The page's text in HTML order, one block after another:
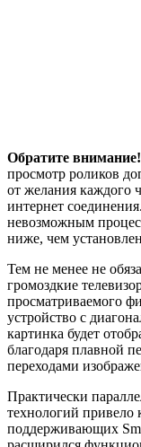
Какие
необходимую